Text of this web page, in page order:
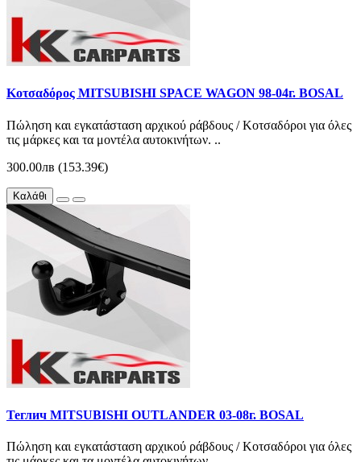
Κοτσαδόρος MITSUBISHI SPACE WAGON 98-04г. BOSAL
Πώληση και εγκατάσταση αρχικού ράβδους / Κοτσαδόροι για όλες
τις μάρκες και τα μοντέλα αυτοκινήτων. ..
300.00лв (153.39€)
Καλάθι
Теглич MITSUBISHI OUTLANDER 03-08г. BOSAL
Πώληση και εγκατάσταση αρχικού ράβδους / Κοτσαδόροι για όλες